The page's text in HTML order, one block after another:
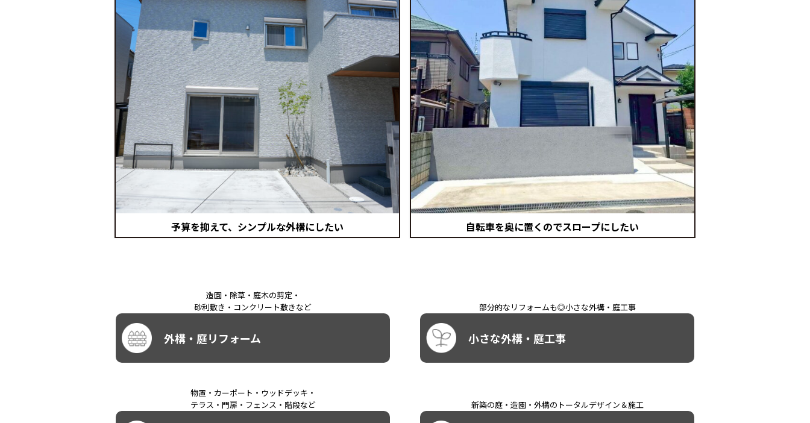
予算を抑えて、シンプルな外構にしたい 自転車を奥に置くのでスロープにしたい
造園・除草・庭木の剪定・
砂利敷き・コンクリート敷きなど
外構・庭リフォーム
部分的なリフォームも◎小さな外構・庭工事
小さな外構・庭工事
物置・カーポート・ウッドデッキ・
テラス・門扉・フェンス・階段など
新築の庭・造園・外構のトータルデザイン＆施工